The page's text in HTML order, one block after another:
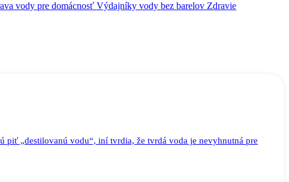
vody pre domácnosť Výdajníky vody bez barelov Zdravie
piť „destilovanú vodu“, iní tvrdia, že tvrdá voda je nevyhnutná pre